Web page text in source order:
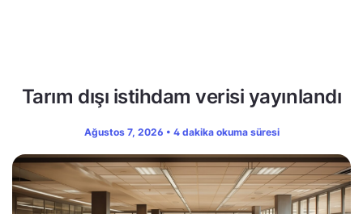
Tarım dışı istihdam verisi yayınlandı
Ağustos 7, 2026 • 4 dakika okuma süresi